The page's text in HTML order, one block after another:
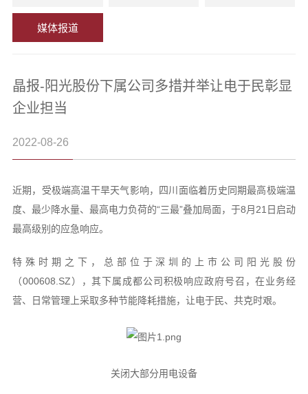
媒体报道
晶报-阳光股份下属公司多措并举让电于民彰显
企业担当
2022-08-26
近期，受极端高温干旱天气影响，四川面临着历史同期最高极端温
度、最少降水量、最高电力负荷的“三最”叠加局面，于8月21日启动
最高级别的应急响应。
特殊时期之下，总部位于深圳的上市公司阳光股份
（000608.SZ），其下属成都公司积极响应政府号召，在业务经
营、日常管理上采取多种节能降耗措施，让电于民、共克时艰。
关闭大部分用电设备